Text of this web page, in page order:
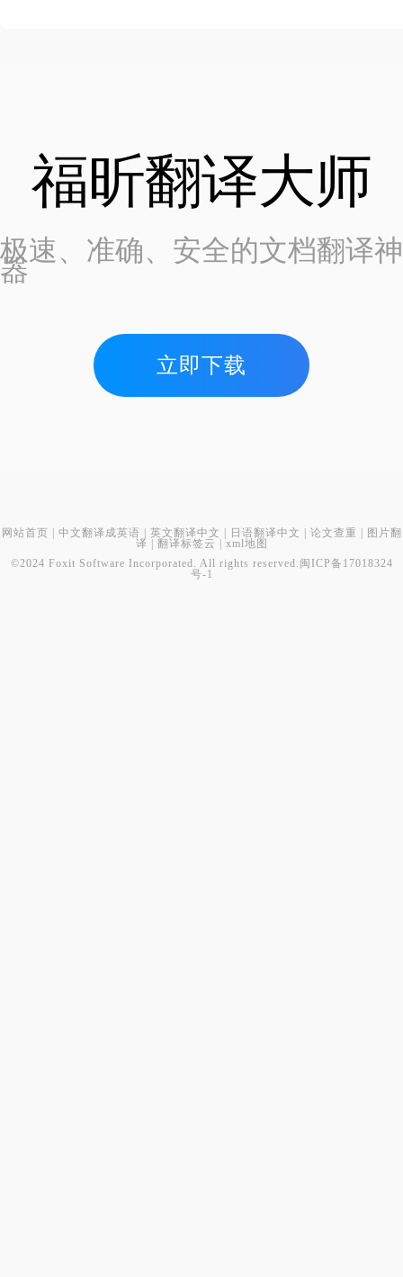
福昕翻译大师
极速、准确、安全的文档翻译神
器
立即下载
网站首页 | 中文翻译成英语 | 英文翻译中文 | 日语翻译中文 | 论文查重 | 图片翻
译 | 翻译标签云 | xml地图
©2024 Foxit Software Incorporated. All rights reserved. 闽ICP备17018324
号-1